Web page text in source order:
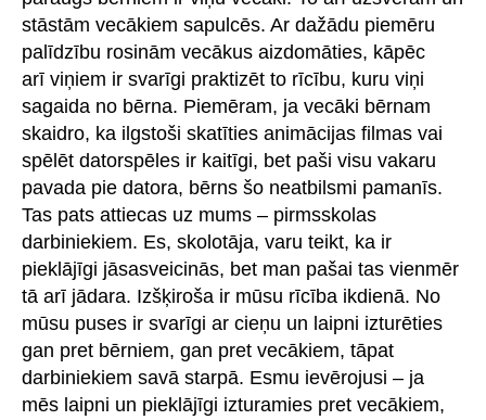
stāstām vecākiem sapulcēs. Ar dažādu piemēru
palīdzību rosinām vecākus aizdomāties, kāpēc
arī viņiem ir svarīgi praktizēt to rīcību, kuru viņi
sagaida no bērna. Piemēram, ja vecāki bērnam
skaidro, ka ilgstoši skatīties animācijas filmas vai
spēlēt datorspēles ir kaitīgi, bet paši visu vakaru
pavada pie datora, bērns šo neatbilsmi pamanīs.
Tas pats attiecas uz mums – pirmsskolas
darbiniekiem. Es, skolotāja, varu teikt, ka ir
pieklājīgi jāsasveicinās, bet man pašai tas vienmēr
tā arī jādara. Izšķiroša ir mūsu rīcība ikdienā. No
mūsu puses ir svarīgi ar cieņu un laipni izturēties
gan pret bērniem, gan pret vecākiem, tāpat
darbiniekiem savā starpā. Esmu ievērojusi – ja
mēs laipni un pieklājīgi izturamies pret vecākiem,